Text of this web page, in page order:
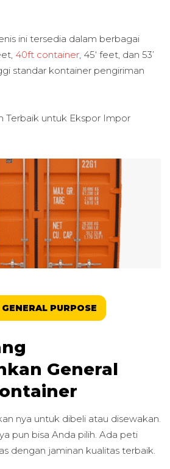
ini tersedia dalam berbagai
40ft container, 45‘ feet, dan 53’
standar kontainer pengiriman
Terbaik untuk Ekspor Impor
PURPOSE
General
nya untuk dibeli atau disewakan.
pun bisa Anda pilih. Ada peti
dengan jaminan kualitas terbaik.